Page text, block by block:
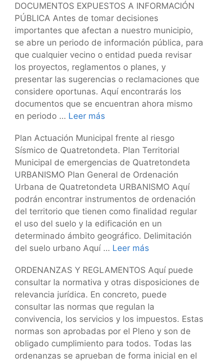
DOCUMENTOS EXPUESTOS A INFORMACIÓN
PÚBLICA Antes de tomar decisiones
importantes que afectan a nuestro municipio,
se abre un periodo de información pública, para
que cualquier vecino o entidad pueda revisar
los proyectos, reglamentos o planes, y
presentar las sugerencias o reclamaciones que
considere oportunas. Aquí encontrarás los
documentos que se encuentran ahora mismo
en periodo … Leer más
Plan Actuación Municipal frente al riesgo
Sísmico de Quatretondeta. Plan Territorial
Municipal de emergencias de Quatretondeta
URBANISMO Plan General de Ordenación
Urbana de Quatretondeta URBANISMO Aquí
podrán encontrar instrumentos de ordenación
del territorio que tienen como finalidad regular
el uso del suelo y la edificación en un
determinado ámbito geográfico. Delimitación
del suelo urbano Aquí … Leer más
ORDENANZAS Y REGLAMENTOS Aquí puede
consultar la normativa y otras disposiciones de
relevancia jurídica. En concreto, puede
consultar las normas que regulan la
convivencia, los servicios y los impuestos. Estas
normas son aprobadas por el Pleno y son de
obligado cumplimiento para todos. Todas las
ordenanzas se aprueban de forma inicial en el